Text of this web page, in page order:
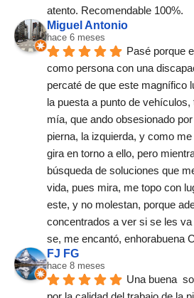
atento. Recomendable 100%.
Miguel Antonio
hace 6 meses
Pasé porque
como persona con una
percaté de que este magnífico
la puesta a punto de
mía, que ando obsesionado
pierna, la izquierda, y como
gira en torno a ello, pero
búsqueda de soluciones que
vida, pues mira, me topo con
este, y no molestan, porque
concentrados a ver si se les
se, me encantó, enhorabuena
FJ FG
hace 8 meses
Una buena